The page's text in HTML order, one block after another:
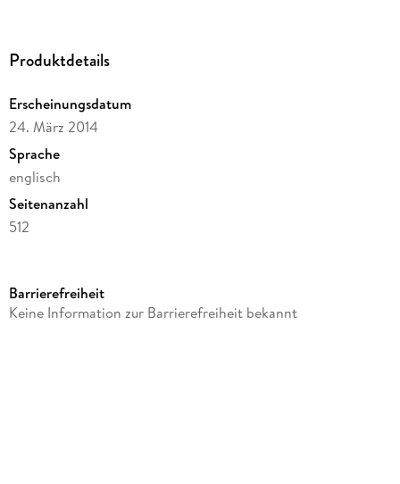
acting strange recently--and Zach knows whatever she's
Produktdetails
Erscheinungsdatum
24. März 2014
Sprache
englisch
Seitenanzahl
512
Verlag/Hersteller
Barrierefreiheit
Keine Information zur Barrierefreiheit bekannt